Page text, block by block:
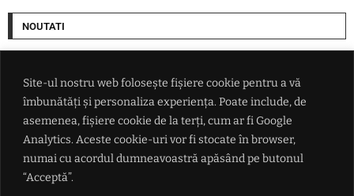
Site-ul nostru web folosește fișiere cookie pentru a vă
îmbunătăți și personaliza experiența. Poate include, de
asemenea, fișiere cookie de la terți, cum ar fi Google
Analytics. Aceste cookie-uri vor fi stocate în browser,
numai cu acordul dumneavoastră apăsând pe butonul
“Acceptă”.
NOUTATI
pentru o mină de scandiu din Australia
Ucraina lovește două rafinării din Rusia într-un atac cu aproape 400 de
Președintele federației argentiniene a vorbit despre viitorul lui Lionel